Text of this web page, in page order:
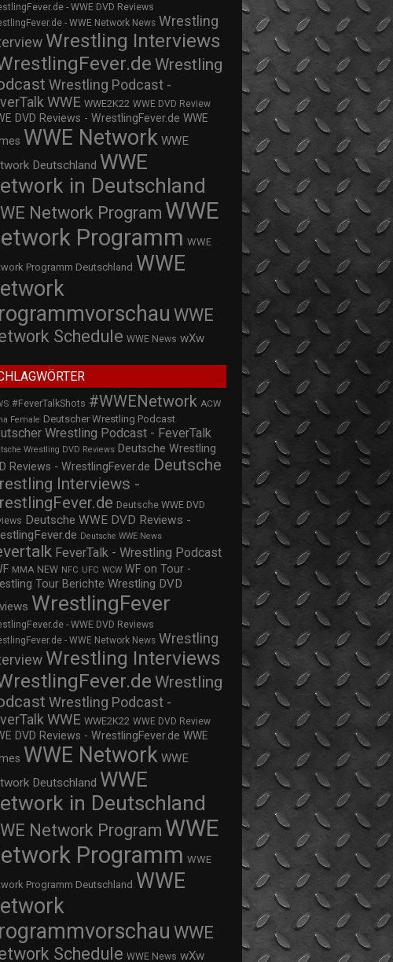
- WWE DVD Reviews
- WWE Network News Wrestling
Wrestling Interviews
Wrestling
Wrestling Podcast -
WWE WWE2K22 WWE DVD Review
DVD Reviews - WrestlingFever.de WWE
WWE Network WWE
Deutschland WWE
in Deutschland
Network Program WWE
Programm WWE
Programm Deutschland WWE
WWE
Schedule WWE News wXw
#FeverTalkShots #WWENetwork ACW
Female Deutscher Wrestling Podcast
Wrestling Podcast - FeverTalk
Wrestling DVD Reviews Deutsche Wrestling
Reviews - WrestlingFever.de Deutsche
Interviews -
Deutsche WWE DVD
Deutsche WWE DVD Reviews -
Deutsche WWE News
FeverTalk - Wrestling Podcast
MMA NEW NFC UFC WCW WF on Tour -
Tour Berichte Wrestling DVD
WrestlingFever
- WWE DVD Reviews
- WWE Network News Wrestling
Wrestling Interviews
Wrestling
Wrestling Podcast -
WWE WWE2K22 WWE DVD Review
DVD Reviews - WrestlingFever.de WWE
WWE Network WWE
Deutschland WWE
in Deutschland
Network Program WWE
Programm WWE
Programm Deutschland WWE
WWE
Schedule WWE News wXw